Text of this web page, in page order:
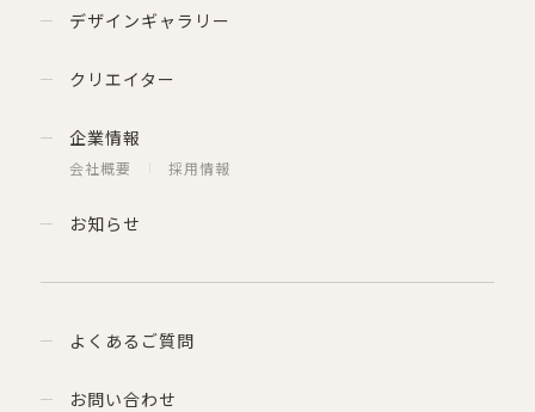
デザインギャラリー
クリエイター
企業情報
会社概要 採用情報
お知らせ
よくあるご質問
お問い合わせ